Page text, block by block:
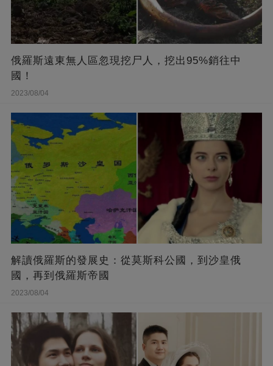
俄羅斯遠東無人區忽現挖尸人，挖出95%銷往中
國！
2023/08/04
解讀俄羅斯的發展史：從莫斯科公國，到沙皇俄
國，再到俄羅斯帝國
2023/08/04